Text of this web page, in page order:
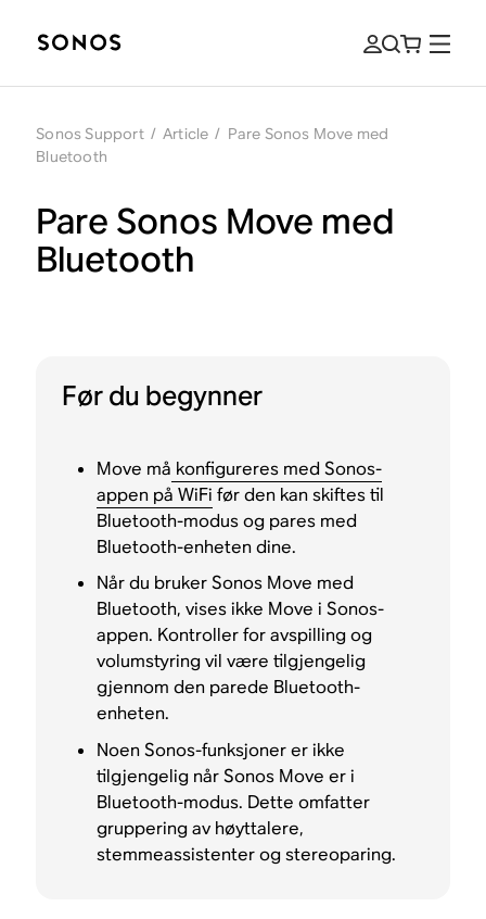
Sonos Support / Article / Pare Sonos Move med
Bluetooth
Pare Sonos Move med
Bluetooth
Før du begynner
Move må konfigureres med Sonos-
appen på WiFi før den kan skiftes til
Bluetooth-modus og pares med
Bluetooth-enheten dine.
Når du bruker Sonos Move med
Bluetooth, vises ikke Move i Sonos-
appen. Kontroller for avspilling og
volumstyring vil være tilgjengelig
gjennom den parede Bluetooth-
enheten.
Noen Sonos-funksjoner er ikke
tilgjengelig når Sonos Move er i
Bluetooth-modus. Dette omfatter
gruppering av høyttalere,
stemmeassistenter og stereoparing.